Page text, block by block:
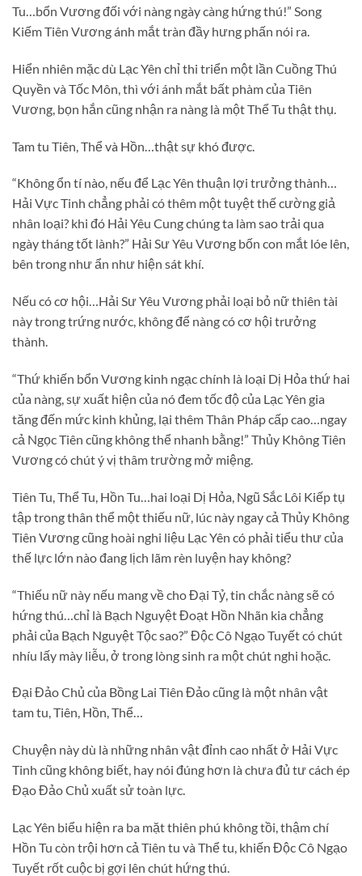
Tu…bổn Vương đối với nàng ngày càng hứng thú!” Song
Kiếm Tiên Vương ánh mắt tràn đầy hưng phấn nói ra.
Hiển nhiên mặc dù Lạc Yên chỉ thi triển một lần Cuồng Thú
Quyền và Tốc Môn, thì với ánh mắt bất phàm của Tiên
Vương, bọn hắn cũng nhận ra nàng là một Thể Tu thật thụ.
Tam tu Tiên, Thể và Hồn…thật sự khó được.
“Không ổn tí nào, nếu để Lạc Yên thuận lợi trưởng thành…
Hải Vực Tinh chẳng phải có thêm một tuyệt thế cường giả
nhân loại? khi đó Hải Yêu Cung chúng ta làm sao trải qua
ngày tháng tốt lành?” Hải Sư Yêu Vương bốn con mắt lóe lên,
bên trong như ẩn như hiện sát khí.
Nếu có cơ hội…Hải Sư Yêu Vương phải loại bỏ nữ thiên tài
này trong trứng nước, không để nàng có cơ hội trưởng
thành.
“Thứ khiến bổn Vương kinh ngạc chính là loại Dị Hỏa thứ hai
của nàng, sự xuất hiện của nó đem tốc độ của Lạc Yên gia
tăng đến mức kinh khủng, lại thêm Thân Pháp cấp cao…ngay
cả Ngọc Tiên cũng không thể nhanh bằng!” Thủy Không Tiên
Vương có chút ý vị thâm trường mở miệng.
Tiên Tu, Thể Tu, Hồn Tu…hai loại Dị Hỏa, Ngũ Sắc Lôi Kiếp tụ
tập trong thân thể một thiếu nữ, lúc này ngay cả Thủy Không
Tiên Vương cũng hoài nghi liệu Lạc Yên có phải tiểu thư của
thế lực lớn nào đang lịch lãm rèn luyện hay không?
“Thiếu nữ này nếu mang về cho Đại Tỷ, tin chắc nàng sẽ có
hứng thú…chỉ là Bạch Nguyệt Đoạt Hồn Nhãn kia chẳng
phải của Bạch Nguyệt Tộc sao?” Độc Cô Ngạo Tuyết có chút
nhíu lấy mày liễu, ở trong lòng sinh ra một chút nghi hoặc.
Đại Đảo Chủ của Bồng Lai Tiên Đảo cũng là một nhân vật
tam tu, Tiên, Hồn, Thể…
Chuyện này dù là những nhân vật đỉnh cao nhất ở Hải Vực
Tinh cũng không biết, hay nói đúng hơn là chưa đủ tư cách ép
Đạo Đảo Chủ xuất sử toàn lực.
Lạc Yên biểu hiện ra ba mặt thiên phú không tồi, thậm chí
Hồn Tu còn trội hơn cả Tiên tu và Thể tu, khiến Độc Cô Ngạo
Tuyết rốt cuộc bị gợi lên chút hứng thú.